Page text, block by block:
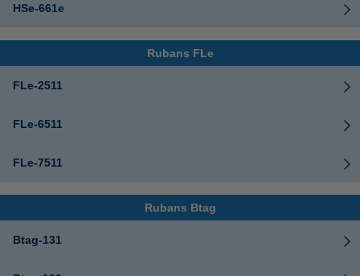
HSe-661e
Rubans FLe
FLe-2511
FLe-6511
FLe-7511
Rubans Btag
Btag-131